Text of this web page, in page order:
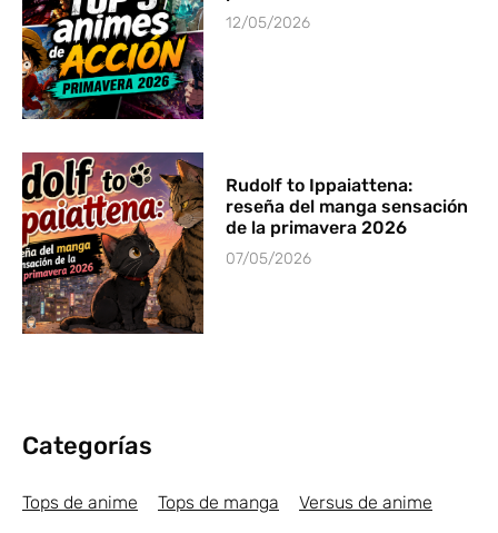
12/05/2026
Rudolf to Ippaiattena:
reseña del manga sensación
de la primavera 2026
07/05/2026
Categorías
Tops de anime Tops de manga Versus de anime